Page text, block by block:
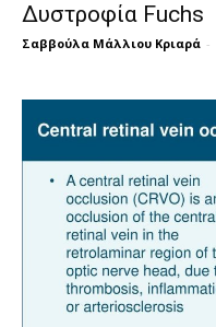
Δυστροφία Fuchs
Σαββούλα Μάλλιου Κριαρά -